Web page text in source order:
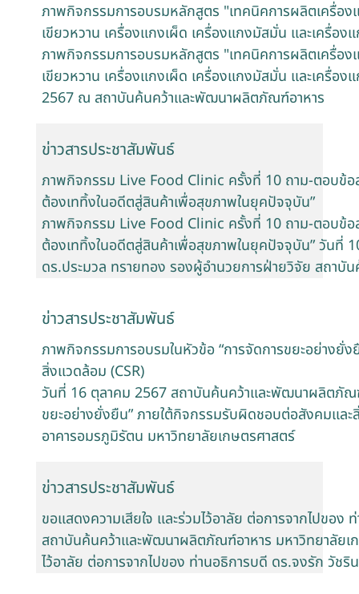
ภาพกิจกรรมการอบรมหลักสูตร "เทคนิคการผลิตเครื่อง
เขียวหวาน เครื่องแกงเผ็ด เครื่องแกงมัสมั่น และเครื่อง
ภาพกิจกรรมการอบรมหลักสูตร "เทคนิคการผลิตเครื่อง
เขียวหวาน เครื่องแกงเผ็ด เครื่องแกงมัสมั่น และเครื่อ
2567 ณ สถาบันค้นคว้าและพัฒนาผลิตภัณฑ์อาหาร
ข่าวสารประชาสัมพันธ์
ภาพกิจกรรม Live Food Clinic ครั้งที่ 10 ถาม-ตอบข้อ
ต้องเททิ้งในอดีตสู่สินค้าเพื่อสุขภาพในยุคปัจจุบัน”
ภาพกิจกรรม Live Food Clinic ครั้งที่ 10 ถาม-ตอบข้อ
ต้องเททิ้งในอดีตสู่สินค้าเพื่อสุขภาพในยุคปัจจุบัน” วันที่
ดร.ประมวล ทรายทอง รองผู้อำนวยการฝ่ายวิจัย สถา
ข่าวสารประชาสัมพันธ์
ภาพกิจกรรมการอบรมในหัวข้อ “การจัดการขยะอย่างยั่
สิ่งแวดล้อม (CSR)
วันที่ 16 ตุลาคม 2567 สถาบันค้นคว้าและพัฒนาผลิตภัณ
ขยะอย่างยั่งยืน” ภายใต้กิจกรรมรับผิดชอบต่อสังคมและ
อาคารอมรภูมิรัตน มหาวิทยาลัยเกษตรศาสตร์
ข่าวสารประชาสัมพันธ์
ขอแสดงความเสียใจ และร่วมไว้อาลัย ต่อการจากไปขอ
สถาบันค้นคว้าและพัฒนาผลิตภัณฑ์อาหาร มหาวิทยาลัยเ
ไว้อาลัย ต่อการจากไปของ ท่านอธิการบดี ดร.จงรัก วัชริ